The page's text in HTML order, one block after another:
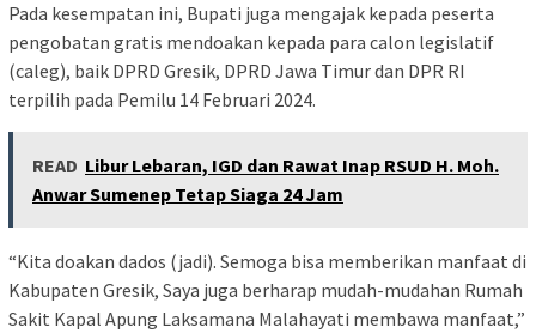
Pada kesempatan ini, Bupati juga mengajak kepada peserta
pengobatan gratis mendoakan kepada para calon legislatif
(caleg), baik DPRD Gresik, DPRD Jawa Timur dan DPR RI
terpilih pada Pemilu 14 Februari 2024.
READ Libur Lebaran, IGD dan Rawat Inap RSUD H. Moh.
Anwar Sumenep Tetap Siaga 24 Jam
“Kita doakan dados (jadi). Semoga bisa memberikan manfaat di
Kabupaten Gresik, Saya juga berharap mudah-mudahan Rumah
Sakit Kapal Apung Laksamana Malahayati membawa manfaat,”